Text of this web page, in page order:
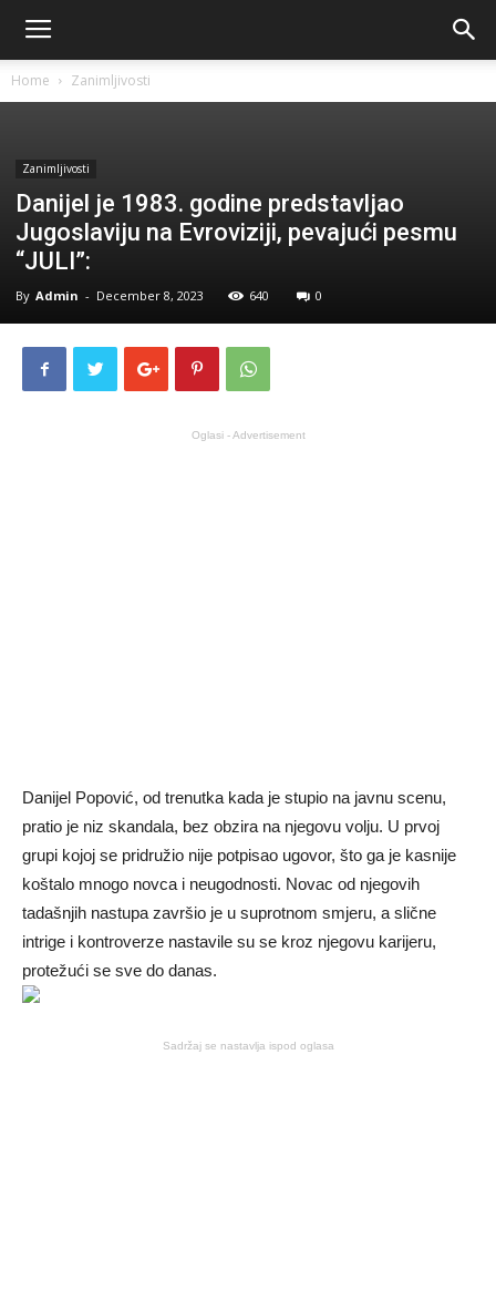
Home Zanimljivosti
Zanimljivosti
Danijel je 1983. godine predstavljao
Jugoslaviju na Evroviziji, pevajući pesmu
“JULI”:
By Admin - December 8, 2023 640 0
Oglasi - Advertisement
Danijel Popović, od trenutka kada je stupio na javnu scenu,
pratio je niz skandala, bez obzira na njegovu volju. U prvoj
grupi kojoj se pridružio nije potpisao ugovor, što ga je kasnije
koštalo mnogo novca i neugodnosti. Novac od njegovih
tadašnjih nastupa završio je u suprotnom smjeru, a slične
intrige i kontroverze nastavile su se kroz njegovu karijeru,
protežući se sve do danas.
Sadržaj se nastavlja ispod oglasa